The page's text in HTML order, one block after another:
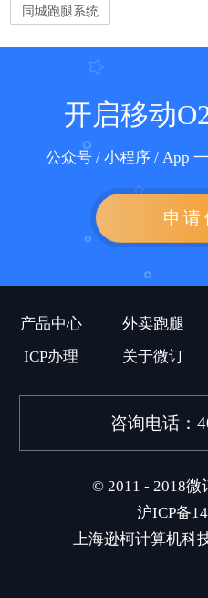
同城跑腿系统
开启移动
公众号 / 小程序 / App
申请
产品中心 外卖跑腿
ICP办理
关于微订
咨询电话：
© 2011 - 2018微
沪ICP备
上海逊柯计算机科